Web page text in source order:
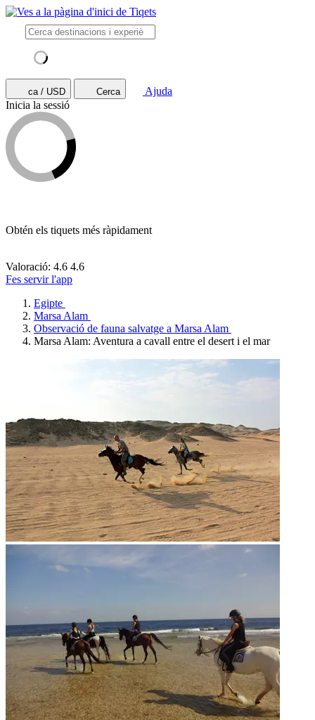
ca / USD Cerca
Ajuda
Inicia la sessió
Obtén els tiquets més ràpidament
Valoració: 4.6 4.6
Fes servir l'app
Egipte
Marsa Alam
Observació de fauna salvatge a Marsa Alam
Marsa Alam: Aventura a cavall entre el desert i el mar